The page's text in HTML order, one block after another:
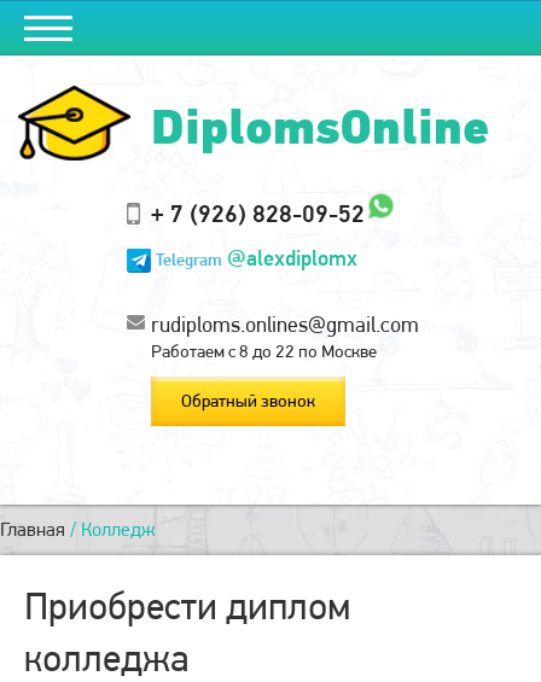
DiplomsOnline
+ 7 (926) 828-09-52
Telegram @alexdiplomx
rudiploms.onlines@gmail.com
Работаем с 8 до 22 по Москве
Обратный звонок
Главная / Колледж
Приобрести диплом
колледжа